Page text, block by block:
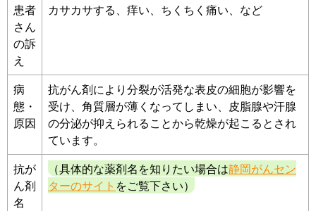
患者
さん
の訴
え
カサカサする、痒い、ちくちく痛い、など
病
態・
原因
抗がん剤により分裂が活発な表皮の細胞が影響を
受け、角質層が薄くなってしまい、皮脂腺や汗腺
の分泌が抑えられることから乾燥が起こるとされ
ています。
抗が
ん剤
名
（具体的な薬剤名を知りたい場合は静岡がんセン
ターのサイト をご覧下さい）